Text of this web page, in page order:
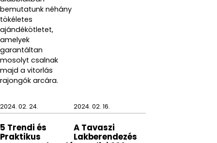
bemutatunk néhány
tökéletes
ajándékötletet,
amelyek
garantáltan
mosolyt csalnak
majd a vitorlás
rajongók arcára.
2024. 02. 24.
5 Trendi és
Praktikus
2024. 02. 16.
A Tavaszi
Lakberendezés